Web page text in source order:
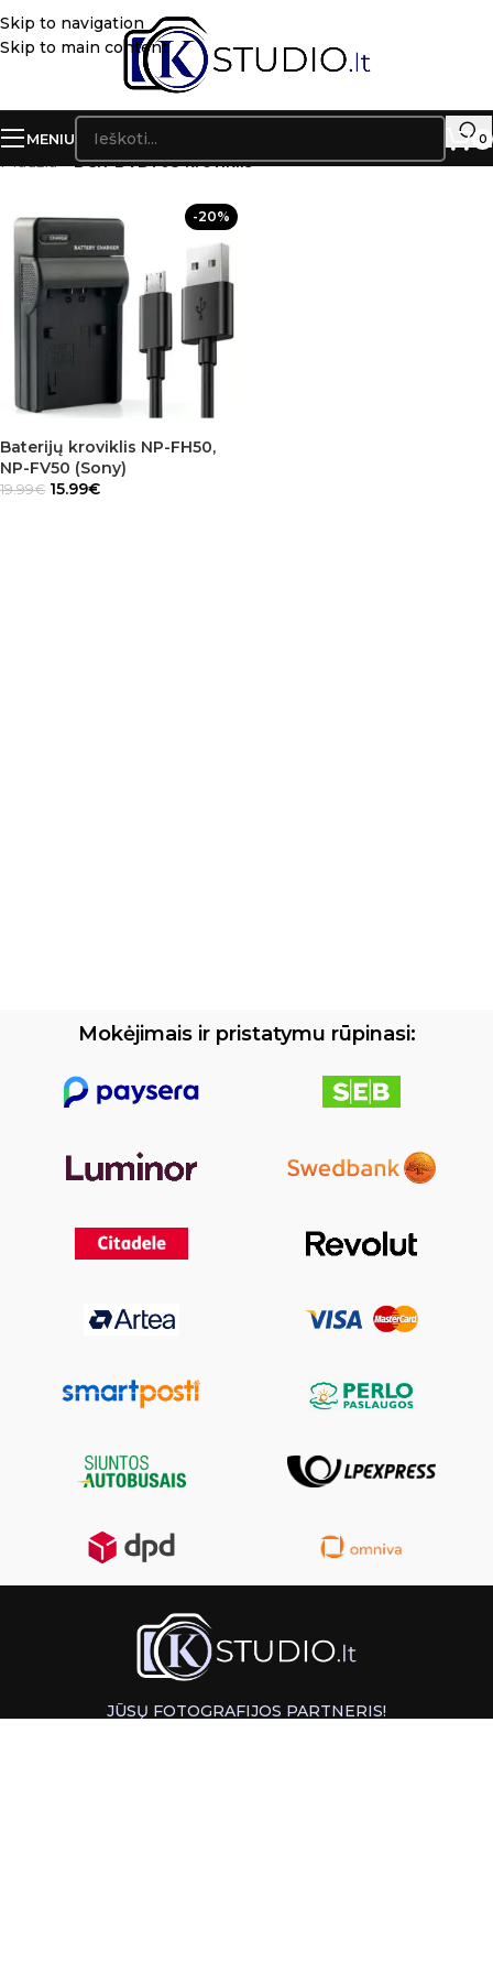
Skip to navigation
Skip to main content
MENIU 0
Pradžia»DCR-DVD703 kroviklis
-20%
Baterijų kroviklis NP-FH50,
NP-FV50 (Sony)
19.99€ 15.99€
Mokėjimais ir pristatymu rūpinasi:
JŪSŲ FOTOGRAFIJOS PARTNERIS!